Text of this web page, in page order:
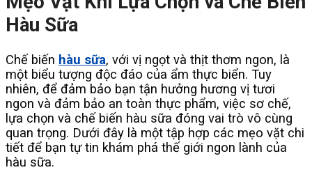
Hàu Sữa
Chế biến hàu sữa, với vị ngọt và thịt thơm ngon, là
một biểu tượng độc đáo của ẩm thực biển. Tuy
nhiên, để đảm bảo bạn tận hưởng hương vị tươi
ngon và đảm bảo an toàn thực phẩm, việc sơ chế,
lựa chọn và chế biến hàu sữa đóng vai trò vô cùng
quan trọng. Dưới đây là một tập hợp các mẹo vặt chi
tiết để bạn tự tin khám phá thế giới ngon lành của
hàu sữa.